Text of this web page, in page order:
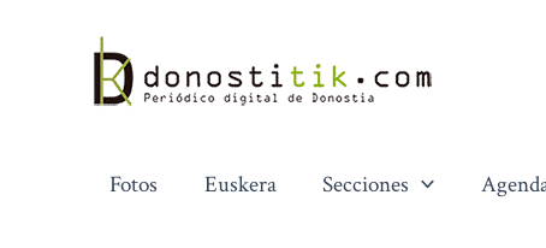
contenido
Fotos Euskera Secciones